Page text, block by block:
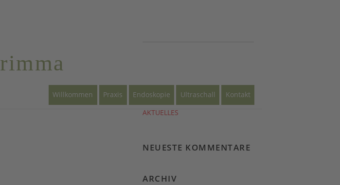
Willkommen Praxis Endoskopie Ultraschall Kontakt
NEUESTE BEITRÄGE
AKTUELLES
NEUESTE KOMMENTARE
ARCHIV